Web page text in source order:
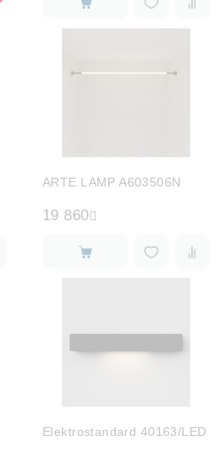
ARTE LAMP A603506N
19 860
Elektrostandard 40163/LED